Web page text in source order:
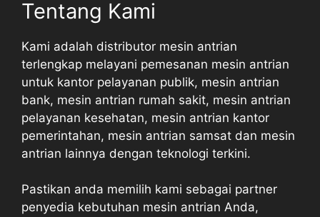
Tentang Kami
Kami adalah distributor mesin antrian
terlengkap melayani pemesanan mesin antrian
untuk kantor pelayanan publik, mesin antrian
bank, mesin antrian rumah sakit, mesin antrian
pelayanan kesehatan, mesin antrian kantor
pemerintahan, mesin antrian samsat dan mesin
antrian lainnya dengan teknologi terkini.
Pastikan anda memilih kami sebagai partner
penyedia kebutuhan mesin antrian Anda,